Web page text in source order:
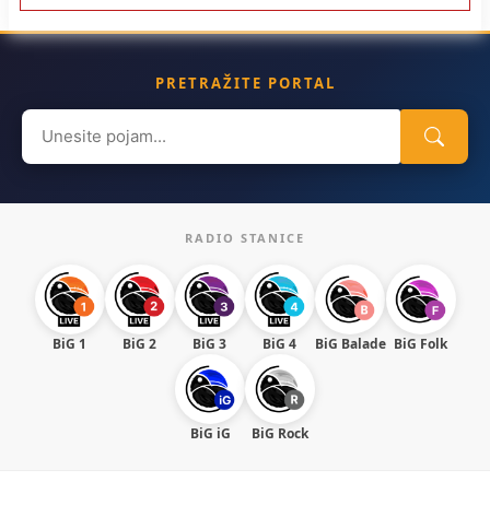
PRETRAŽITE PORTAL
Search
for:
RADIO STANICE
BiG 1 BiG 2 BiG 3 BiG 4 BiG Balade BiG Folk
BiG iG BiG Rock